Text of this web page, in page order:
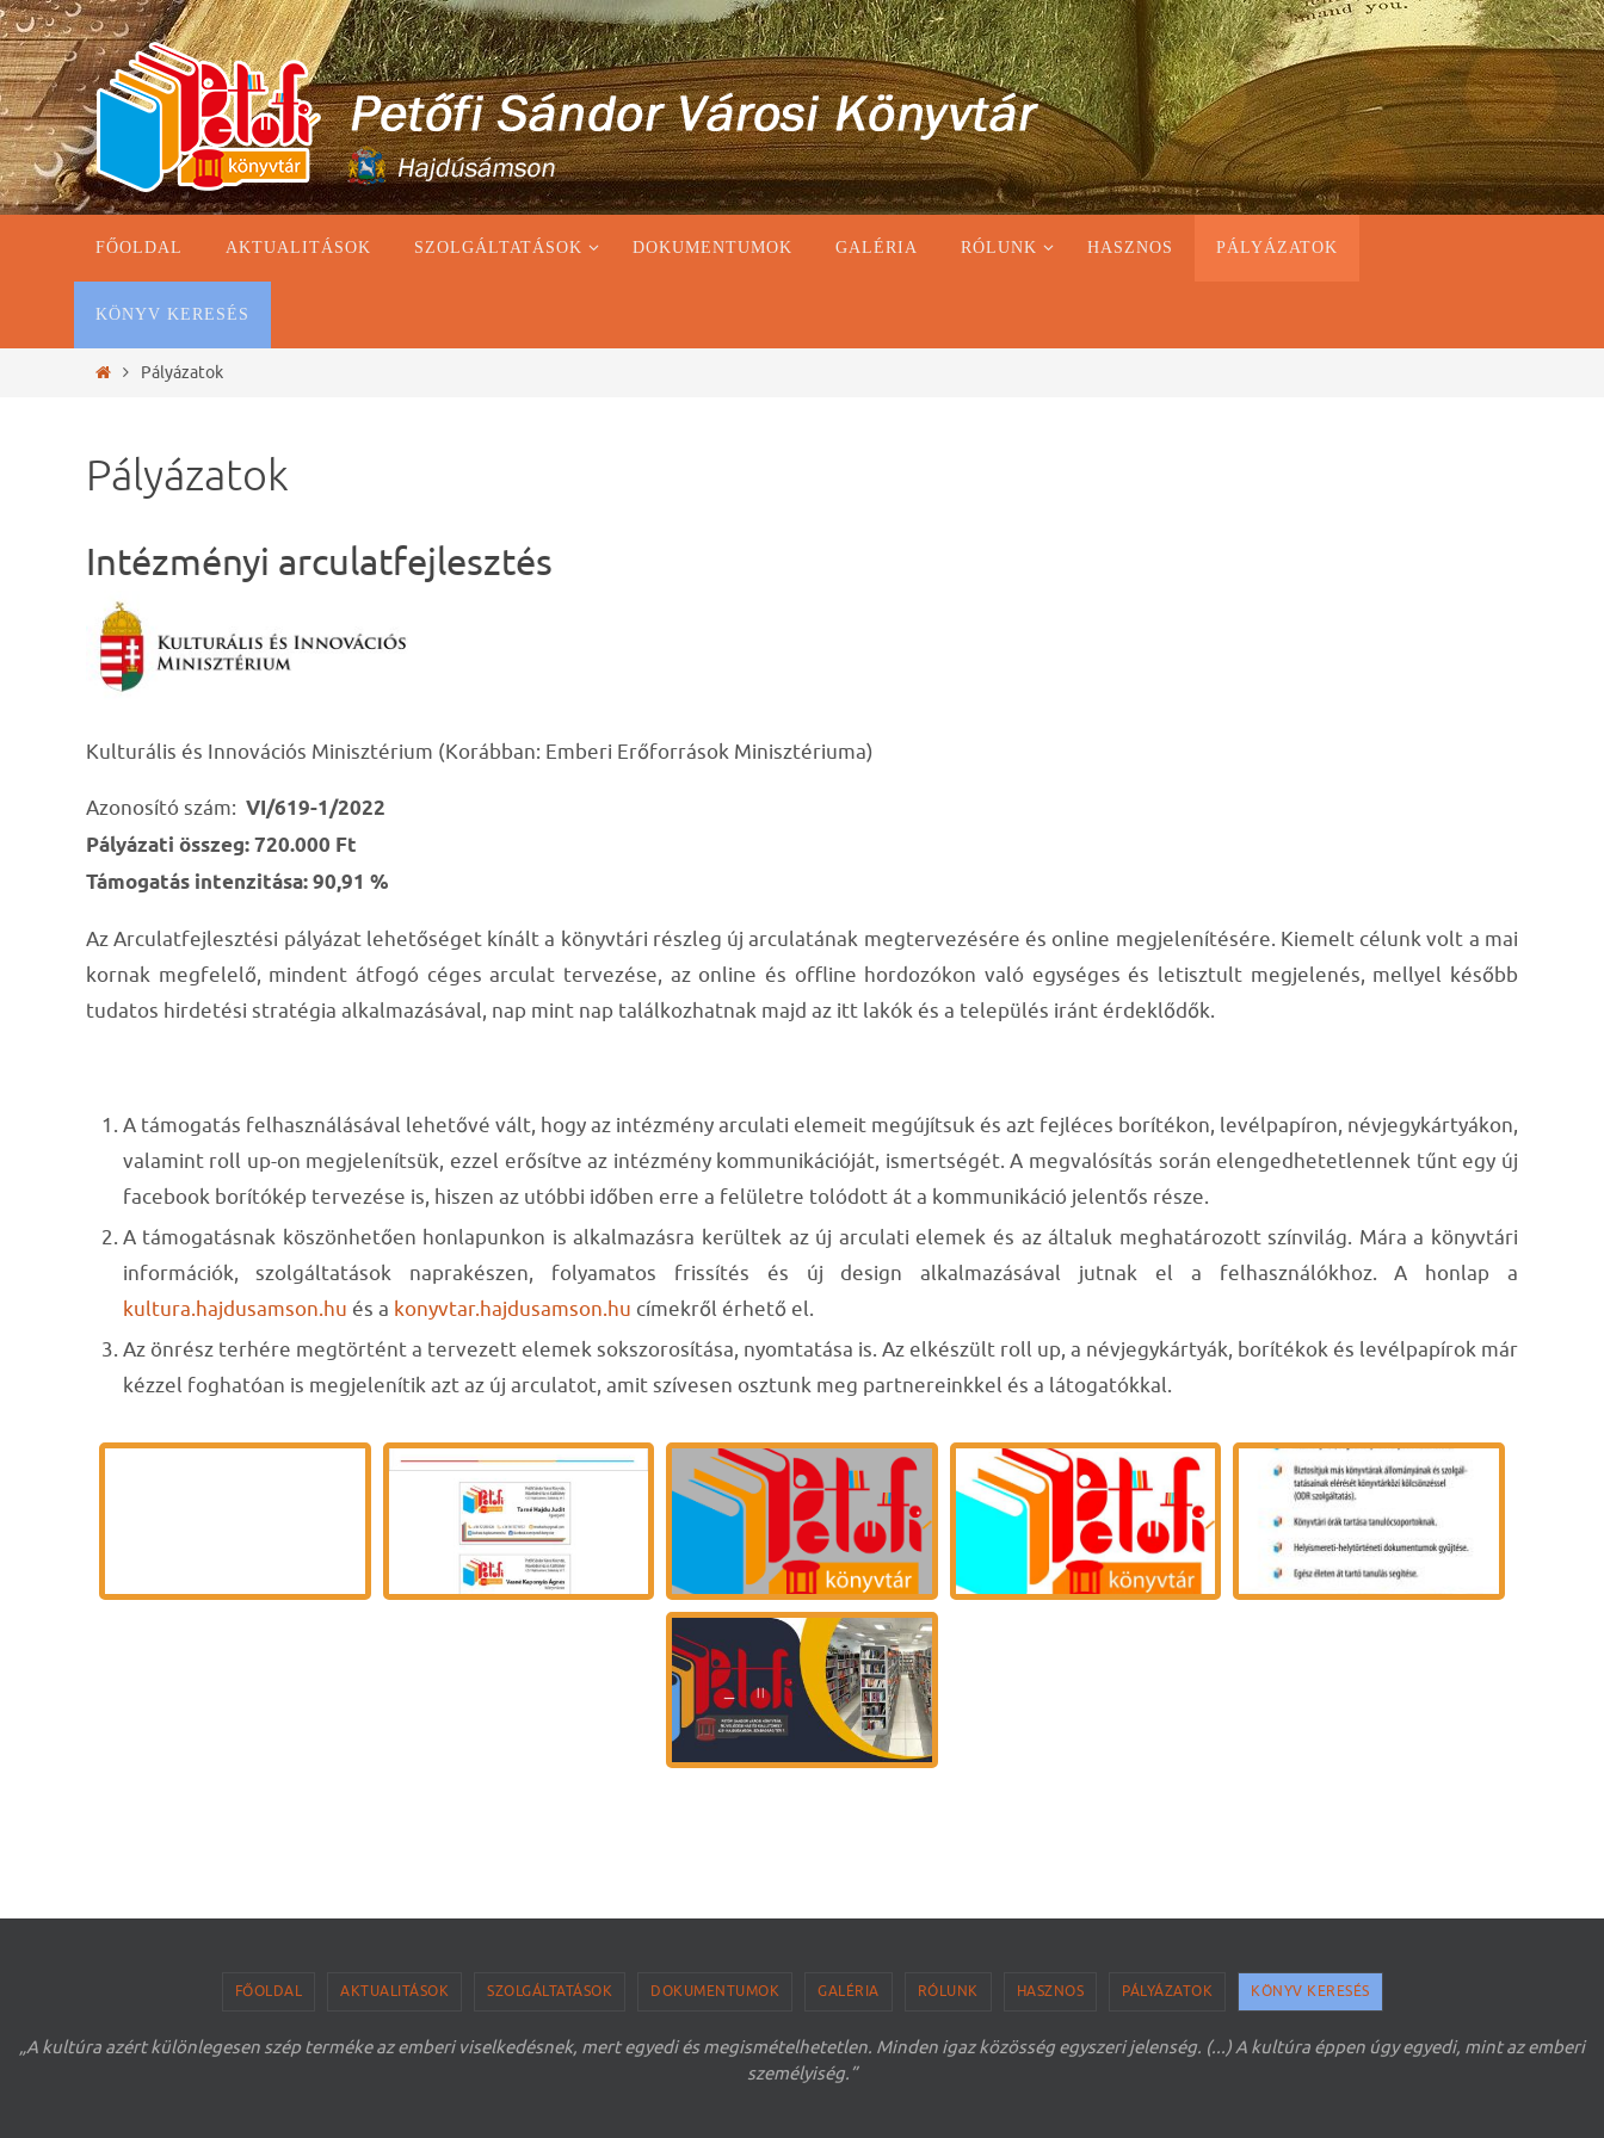
Megszakítás
FŐOLDAL AKTUALITÁSOK SZOLGÁLTATÁSOK DOKUMENTUMOK GALÉRIA RÓLUNK HASZNOS PÁLYÁZATOK
KÖNYV KERESÉS
Otthon
Pályázatok
Pályázatok
Intézményi arculatfejlesztés
Kulturális és Innovációs Minisztérium (Korábban: Emberi Erőforrások Minisztériuma)
Azonosító szám: VI/619-1/2022
Pályázati összeg: 720.000 Ft
Támogatás intenzitása: 90,91 %
Az Arculatfejlesztési pályázat lehetőséget kínált a könyvtári részleg új arculatának megtervezésére és online megjelenítésére. Kiemelt célunk volt a mai
kornak megfelelő, mindent átfogó céges arculat tervezése, az online és offline hordozókon való egységes és letisztult megjelenés, mellyel később
tudatos hirdetési stratégia alkalmazásával, nap mint nap találkozhatnak majd az itt lakók és a település iránt érdeklődők.
A támogatás felhasználásával lehetővé vált, hogy az intézmény arculati elemeit megújítsuk és azt fejléces borítékon, levélpapíron, névjegykártyákon,
valamint roll up-on megjelenítsük, ezzel erősítve az intézmény kommunikációját, ismertségét. A megvalósítás során elengedhetetlennek tűnt egy új
facebook borítókép tervezése is, hiszen az utóbbi időben erre a felületre tolódott át a kommunikáció jelentős része.
A támogatásnak köszönhetően honlapunkon is alkalmazásra kerültek az új arculati elemek és az általuk meghatározott színvilág. Mára a könyvtári
információk, szolgáltatások naprakészen, folyamatos frissítés és új design alkalmazásával jutnak el a felhasználókhoz. A honlap a
kultura.hajdusamson.hu és a konyvtar.hajdusamson.hu címekről érhető el.
Az önrész terhére megtörtént a tervezett elemek sokszorosítása, nyomtatása is. Az elkészült roll up, a névjegykártyák, borítékok és levélpapírok már
kézzel foghatóan is megjelenítik azt az új arculatot, amit szívesen osztunk meg partnereinkkel és a látogatókkal.
FŐOLDAL AKTUALITÁSOK SZOLGÁLTATÁSOK DOKUMENTUMOK GALÉRIA RÓLUNK HASZNOS PÁLYÁZATOK KÖNYV KERESÉS
„A kultúra azért különlegesen szép terméke az emberi viselkedésnek, mert egyedi és megismételhetetlen. Minden igaz közösség egyszeri jelenség. (...) A kultúra éppen úgy egyedi, mint az emberi
személyiség.”